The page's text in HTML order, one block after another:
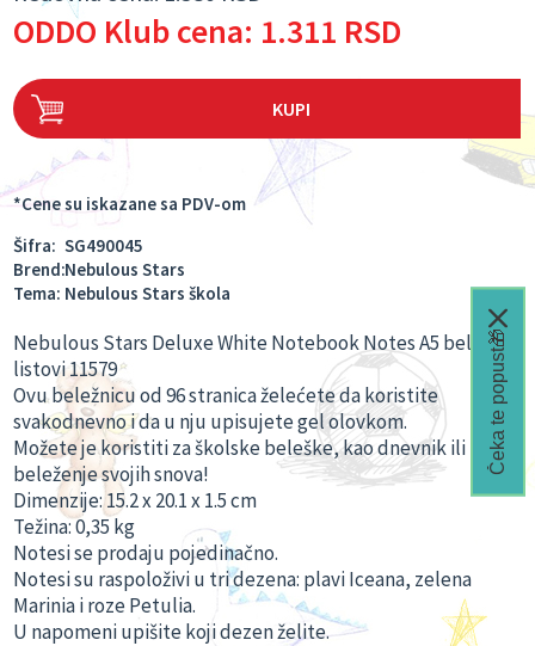
ODDO Klub cena: 1.311 RSD
KUPI
*Cene su iskazane sa PDV-om
Šifra: SG490045
Brend:Nebulous Stars
Tema: Nebulous Stars škola
Nebulous Stars Deluxe White Notebook Notes A5 beli
listovi 11579
Ovu beležnicu od 96 stranica želećete da koristite
svakodnevno i da u nju upisujete gel olovkom.
Možete je koristiti za školske beleške, kao dnevnik ili za
beleženje svojih snova!
Dimenzije: 15.2 x 20.1 x 1.5 cm
Težina: 0,35 kg
Notesi se prodaju pojedinačno.
Notesi su raspoloživi u tri dezena: plavi Iceana, zelena
Marinia i roze Petulia.
U napomeni upišite koji dezen želite.
Čeka te popust🎁